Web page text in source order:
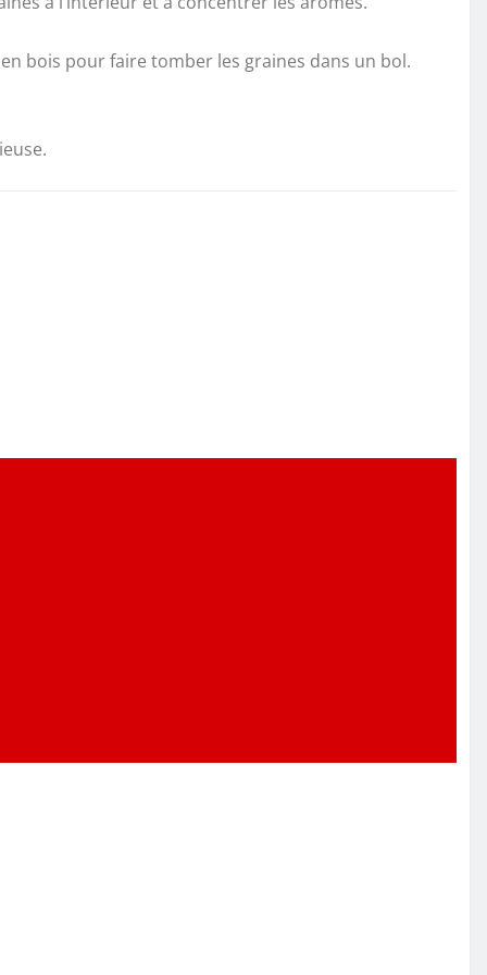
en bois pour faire tomber les graines dans un bol.